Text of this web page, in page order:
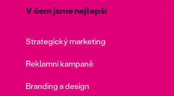
V čem jsme nejlepší
Strategický marketing
Reklamní kampaně
Branding a design